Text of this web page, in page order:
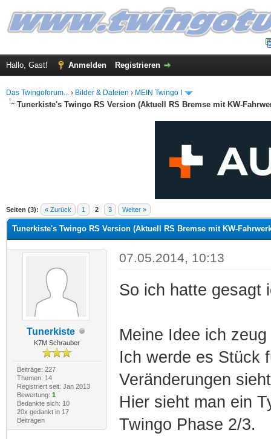
Hallo, Gast! Anmelden Registrieren
Das Twingoforum... › Bilder & Dateien › MEIN Twingo I
Tunerkiste's Twingo RS Version (Aktuell RS Bremse mit KW-
Seiten (3): « Zurück 1 2 3 Weiter »
im Durchschnitt
Tunerkiste's Twingo RS Version (Aktuell RS Bremse mit KW-
Tunerkiste
K7M Schrauber
Beiträge: 227
Themen: 14
Registriert seit: Jan 2013
Bewertung: 1
Bedankte sich: 10
20x gedankt in 17
Beiträgen
07.05.2014, 10:13
So ich hatte gesagt
Meine Idee ich
Ich werde es Stück
Veränderungen
Hier sieht man ein
Twingo Phase 2/3.